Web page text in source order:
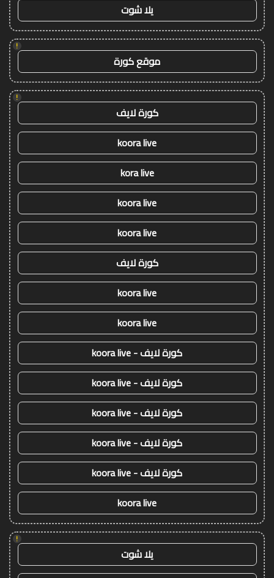
يلا شوت
!
موقع كورة
!
كورة لايف
koora live
kora live
koora live
koora live
كورة لايف
koora live
koora live
كورة لايف - koora live
كورة لايف - koora live
كورة لايف - koora live
كورة لايف - koora live
كورة لايف - koora live
koora live
!
يلا شوت